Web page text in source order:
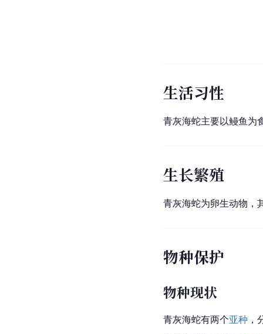
生活习性
青灰海蛇主要以鳗鱼 为
生长繁殖
青灰海蛇为卵生动物，
物种保护
物种现状
青灰海蛇有两个亚种 ，